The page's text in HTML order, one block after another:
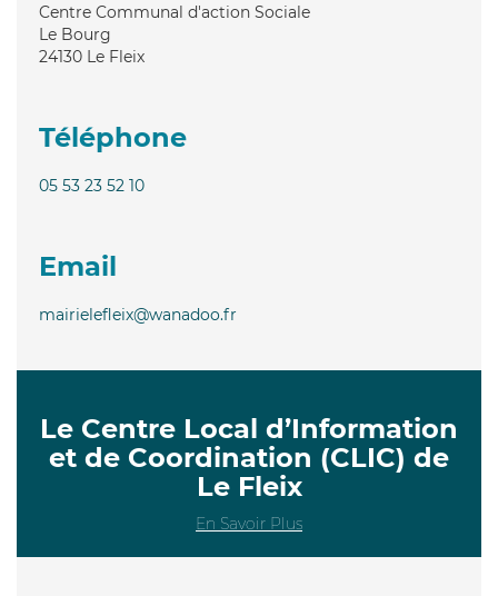
Centre Communal d'action Sociale
Le Bourg
24130 Le Fleix
Téléphone
05 53 23 52 10
Email
mairielefleix@wanadoo.fr
Le Centre Local d’Information
et de Coordination (CLIC) de
Le Fleix
En Savoir Plus